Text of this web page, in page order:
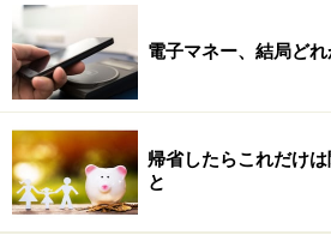
電子マネー、結局ど
帰省したらこれだけ
と